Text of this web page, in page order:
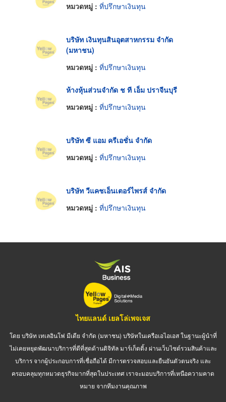
หมวดหมู่ : ที่ปรึกษาเงินทุน
บริษัท เงินทุนสินอุตสาหกรรม จำกัด
(มหาชน)
หมวดหมู่ : ที่ปรึกษาเงินทุน
ห้างหุ้นส่วนจำกัด ช ที เอ็ม ปราจีนบุรี
หมวดหมู่ : ที่ปรึกษาเงินทุน
บริษัท ซี แอม ครีเอชั่น จำกัด
หมวดหมู่ : ที่ปรึกษาเงินทุน
บริษัท วีแคชเอ็นเตอร์ไพรส์ จำกัด
หมวดหมู่ : ที่ปรึกษาเงินทุน
ไทยแลนด์ เยลโล่เพจเจส
โดย บริษัท เทเลอินโฟ มีเดีย จำกัด (มหาชน) บริษัทในเครือเอไอเอส ในฐานะผู้นำที่
ไม่เคยหยุดพัฒนาบริการที่ดีที่สุดด้านดิจิทัล มาร์เก็ตติ้ง ผ่านเว็บไซต์รวมสินค้าและ
บริการ จากผู้ประกอบการที่เชื่อถือได้ มีการตรวจสอบและยืนยันตัวตนจริง และ
ครอบคลุมทุกหมวดธุรกิจมากที่สุดในประเทศ เราจะมอบบริการที่เหนือความคาด
หมาย จากทีมงานคุณภาพ